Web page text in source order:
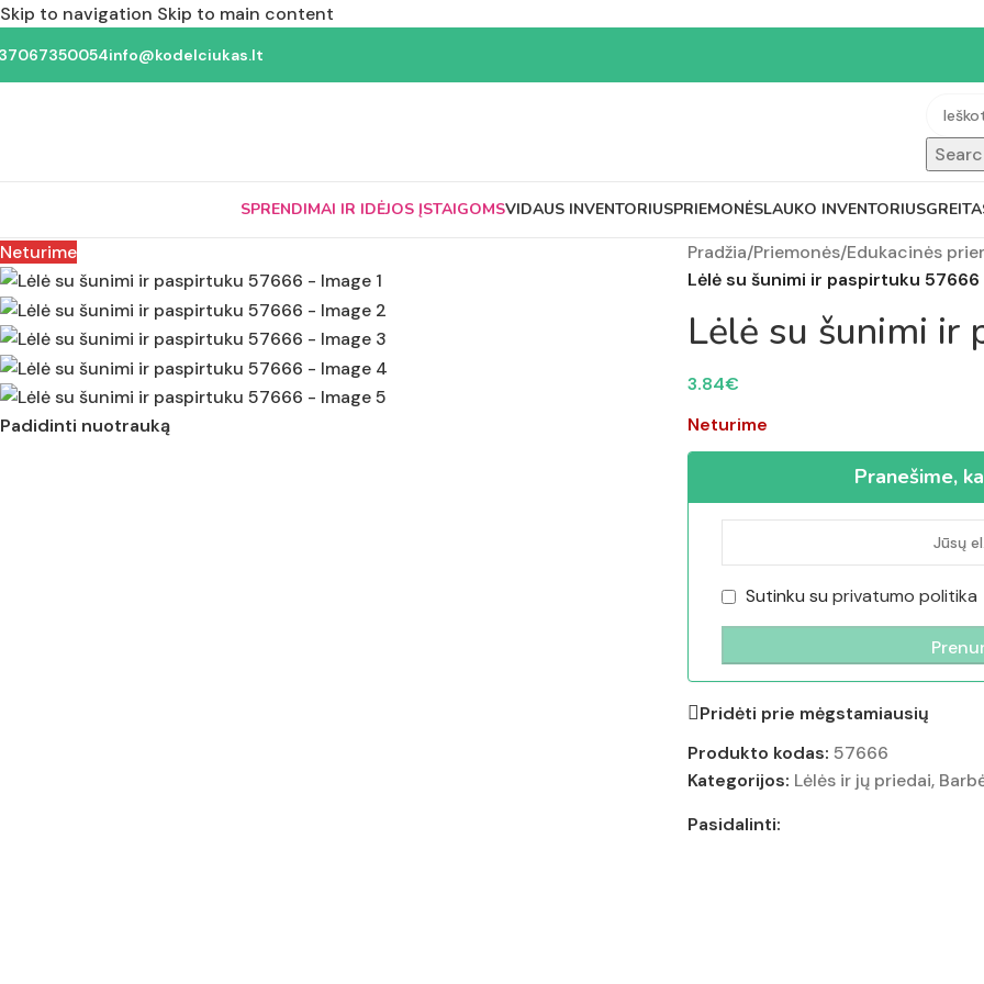
Skip to navigation Skip to main content
info@kodelciukas.lt
SPRENDIMAI IR IDĖJOS ĮSTAIGOMSVIDAUS INVENTORIUSPRIEMONĖSLAUKO INVENTORIUS
Neturime
Padidinti nuotrauką
Pradžia/Priemonės/Edukacinės
Lėlė su šunimi ir paspirtuku 57666
Lėlė su šunimi ir
3.84€
Neturime
Pranešime,
Sutinku su privatumo politika
Pridėti prie mėgstamiausių
Produkto kodas: 57666
Kategorijos: Lėlės ir jų priedai,
Pasidalinti: